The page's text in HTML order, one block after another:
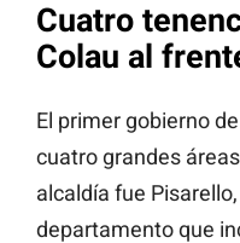
Cuatro
Colau al
El primer gobierno
cuatro grandes
alcaldía fue
departamento que